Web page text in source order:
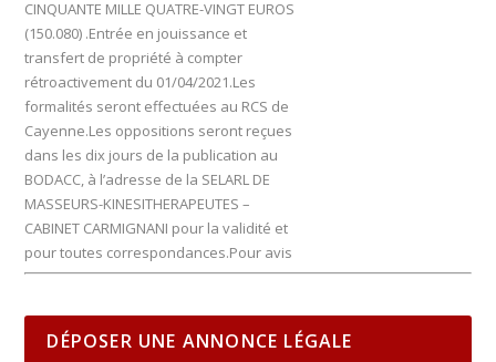
CINQUANTE MILLE QUATRE-VINGT EUROS
(150.080) .Entrée en jouissance et
transfert de propriété à compter
rétroactivement du 01/04/2021.Les
formalités seront effectuées au RCS de
Cayenne.Les oppositions seront reçues
dans les dix jours de la publication au
BODACC, à l’adresse de la SELARL DE
MASSEURS-KINESITHERAPEUTES –
CABINET CARMIGNANI pour la validité et
pour toutes correspondances.Pour avis
DÉPOSER UNE ANNONCE LÉGALE